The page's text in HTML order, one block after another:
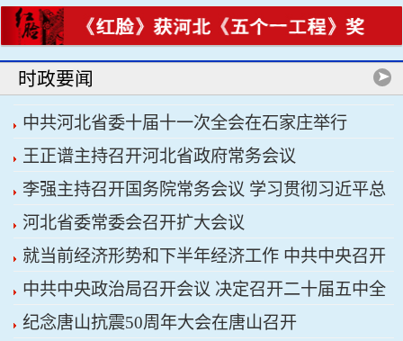
时政要闻
中共河北省委十届十一次全会在石家庄举行
王正谱主持召开河北省政府常务会议
李强主持召开国务院常务会议 学习贯彻习近平总
书记关于上半年经济形势和做好下半年经济工作的
重要讲话精神
河北省委常委会召开扩大会议
就当前经济形势和下半年经济工作 中共中央召开
党外人士座谈会 习近平主持并发表重要讲话
中共中央政治局召开会议 决定召开二十届五中全
会 分析研究当前经济形势和经济工作 中共中央总
纪念唐山抗震50周年大会在唐山召开